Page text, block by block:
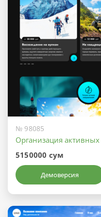
№ 98085
Организация активных
5150000 сум
Демоверсия